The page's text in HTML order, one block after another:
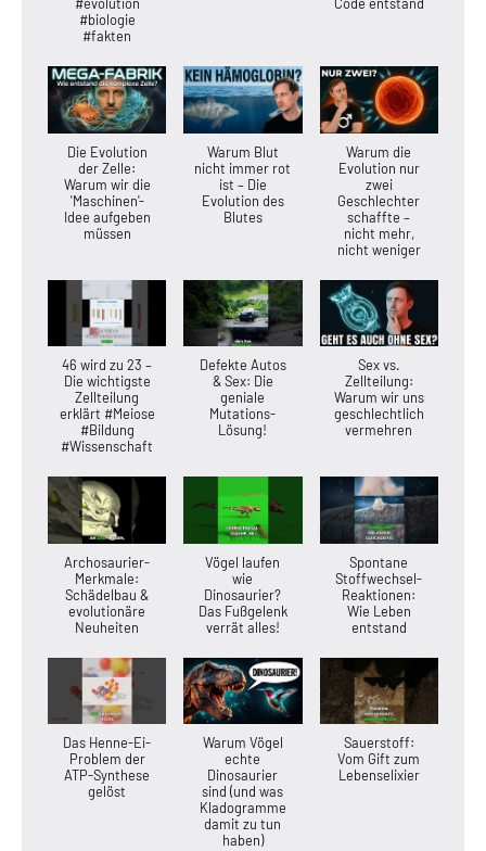
#biologie
#fakten
Die Evolution
der Zelle:
Warum wir die
'Maschinen'-
Idee aufgeben
müssen
Warum Blut
nicht immer rot
ist – Die
Evolution des
Blutes
Warum die
Evolution nur
zwei
Geschlechter
schaffte –
nicht mehr,
nicht weniger
46 wird zu 23 –
Die wichtigste
Zellteilung
erklärt #Meiose
#Bildung
#Wissenschaft
Defekte Autos
& Sex: Die
geniale
Mutations-
Lösung!
Sex vs.
Zellteilung:
Warum wir uns
geschlechtlich
vermehren
Archosaurier-
Merkmale:
Schädelbau &
evolutionäre
Neuheiten
Vögel laufen
wie
Dinosaurier?
Das Fußgelenk
verrät alles!
Spontane
Stoffwechsel-
Reaktionen:
Wie Leben
entstand
Das Henne-Ei-
Problem der
ATP-Synthese
gelöst
Warum Vögel
echte
Dinosaurier
sind (und was
Kladogramme
damit zu tun
haben)
Sauerstoff:
Vom Gift zum
Lebenselixier